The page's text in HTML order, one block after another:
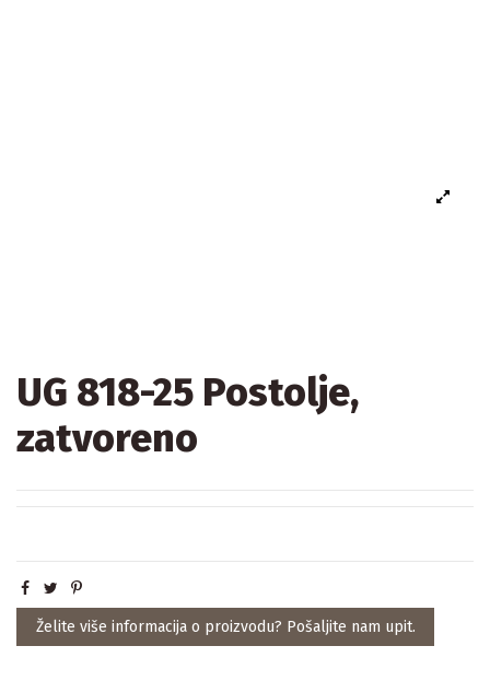
UG 818-25 Postolje,
zatvoreno
Želite više informacija o proizvodu? Pošaljite nam upit.